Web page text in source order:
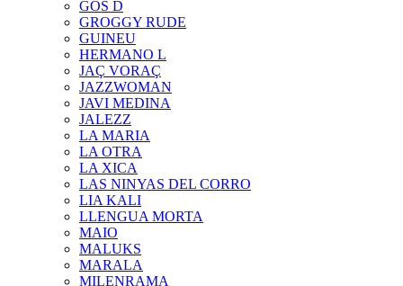
GOS D
GROGGY RUDE
GUINEU
HERMANO L
JAÇ VORAÇ
JAZZWOMAN
JAVI MEDINA
JALEZZ
LA MARIA
LA OTRA
LA XICA
LAS NINYAS DEL CORRO
LIA KALI
LLENGUA MORTA
MAIO
MALUKS
MARALA
MILENRAMA